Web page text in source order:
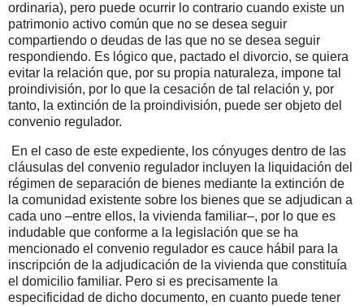
ordinaria), pero puede ocurrir lo contrario cuando existe un
patrimonio activo común que no se desea seguir
compartiendo o deudas de las que no se desea seguir
respondiendo. Es lógico que, pactado el divorcio, se quiera
evitar la relación que, por su propia naturaleza, impone tal
proindivisión, por lo que la cesación de tal relación y, por
tanto, la extinción de la proindivisión, puede ser objeto del
convenio regulador.
En el caso de este expediente, los cónyuges dentro de las
cláusulas del convenio regulador incluyen la liquidación del
régimen de separación de bienes mediante la extinción de
la comunidad existente sobre los bienes que se adjudican a
cada uno –entre ellos, la vivienda familiar–, por lo que es
indudable que conforme a la legislación que se ha
mencionado el convenio regulador es cauce hábil para la
inscripción de la adjudicación de la vivienda que constituía
el domicilio familiar. Pero si es precisamente la
especificidad de dicho documento, en cuanto puede tener